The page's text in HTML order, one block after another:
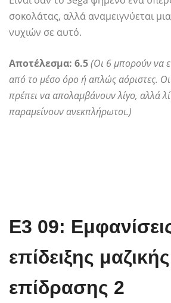
σοκολάτας, αλλά αναμειγνύεται
νυχιών σε αυτό.
Αποτέλεσμα: 6.5(Οι 6 μπορούν να
από το μέσο όρο ή απλώς αόριστες.
πρέπει να απολαμβάνουν λίγο, αλλά
παραμείνουν ανεκπλήρωτοι.)
E3 09:
επίδειξης μαζικής
επίδρασης 2